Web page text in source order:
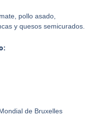
pollo asado,
y quesos semicurados.
de Bruxelles